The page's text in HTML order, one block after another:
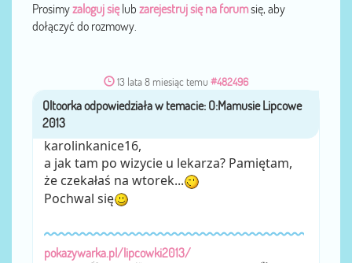
Prosimyzaloguj sięlub zarejestruj się na forumsię, aby
dołączyć do rozmowy.
13 lata 8 miesiąc temu #482496
karolinkanice16,
a jak tam po wizycie u lekarza? Pamiętam,
że czekałaś na wtorek...
Pochwal się
pokazywarka.pl/lipcowki2013/